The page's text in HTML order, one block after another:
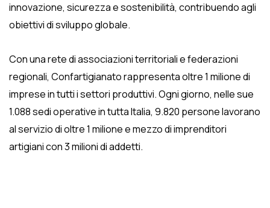
innovazione, sicurezza e sostenibilità, contribuendo agli
obiettivi di sviluppo globale.
Con una rete di associazioni territoriali e federazioni
regionali, Confartigianato rappresenta oltre 1 milione di
imprese in tutti i settori produttivi. Ogni giorno, nelle sue
1.088 sedi operative in tutta Italia, 9.820 persone lavorano
al servizio di oltre 1 milione e mezzo di imprenditori
artigiani con 3 milioni di addetti.